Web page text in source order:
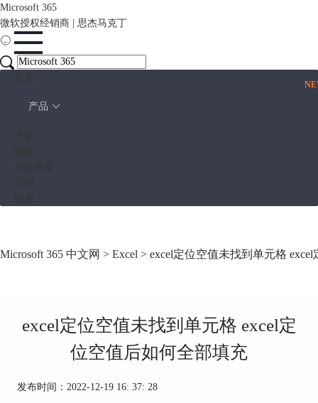
Microsoft 365
微软授权经销商 | 思杰马克丁
产品
Microsoft 365 中文网 > Excel > excel定位空值未找到单元格
excel定位空值未找到单元格 excel定
位空值后如何全部填充
发布时间：2022-12-19 16: 37: 28